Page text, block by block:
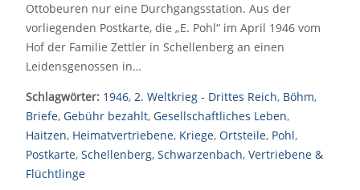
Ottobeuren nur eine Durchgangsstation. Aus der
vorliegenden Postkarte, die „E. Pohl“ im April 1946 vom
Hof der Familie Zettler in Schellenberg an einen
Leidensgenossen in…
Schlagwörter: 1946, 2. Weltkrieg - Drittes Reich, Böhm,
Briefe, Gebühr bezahlt, Gesellschaftliches Leben,
Haitzen, Heimatvertriebene, Kriege, Ortsteile, Pohl,
Postkarte, Schellenberg, Schwarzenbach, Vertriebene &
Flüchtlinge